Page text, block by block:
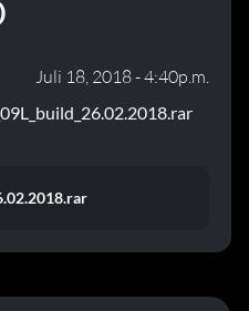
Juli 18, 2018 - 4:40p.m.